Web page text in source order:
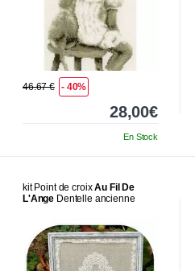
46.67 € - 40%
28,00€
En Stock
kit Point de croixAu Fil De
L'Ange Dentelle ancienne